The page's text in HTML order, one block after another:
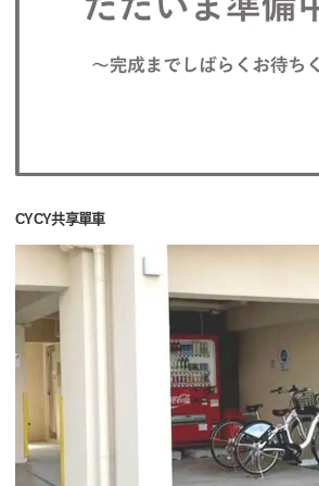
CYCY共享單車